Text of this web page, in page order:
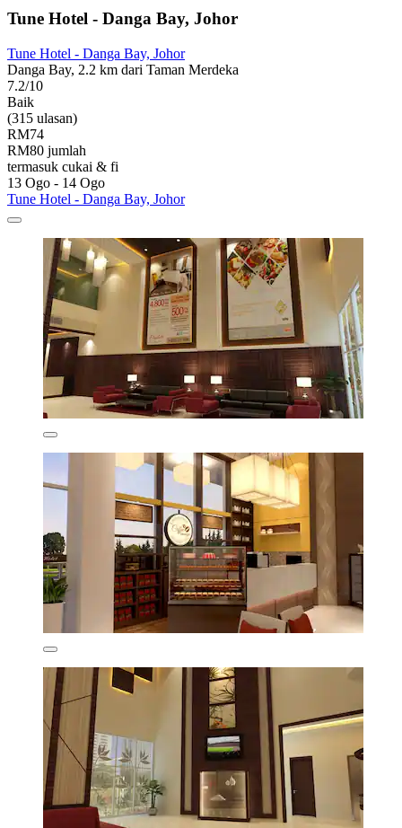
Tune Hotel - Danga Bay, Johor
Tune Hotel - Danga Bay, Johor
Danga Bay, 2.2 km dari Taman Merdeka
7.2/10
Baik
(315 ulasan)
RM74
RM80 jumlah
termasuk cukai & fi
13 Ogo - 14 Ogo
Tune Hotel - Danga Bay, Johor